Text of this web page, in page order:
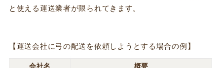
と使える運送業者が限られてきます。
【運送会社に弓の配送を依頼しようとする場合の例】